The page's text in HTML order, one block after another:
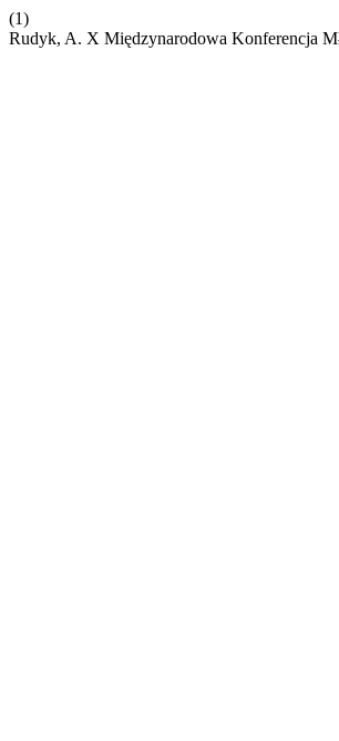
(1)
Rudyk, A. X Międzynarodowa Konferencja